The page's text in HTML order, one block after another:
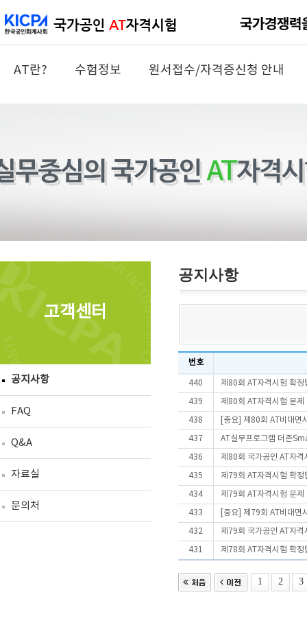
AT란? 수험정보 원서접수/자격증신청 안내
고객센터
공지사항
FAQ
Q&A
자료실
문의처
공지사항
번호
440 제80회 AT자격시험 확정
439 제80회 AT자격시험 문
438 [중요] 제80회 AT비대면
437 AT실무프로그램 더존
436 제80회 국가공인 AT자격
435 제79회 AT자격시험 확정
434 제79회 AT자격시험 문
433 [중요] 제79회 AT비대면
432 제79회 국가공인 AT자격
431 제78회 AT자격시험 확정
1 2 3